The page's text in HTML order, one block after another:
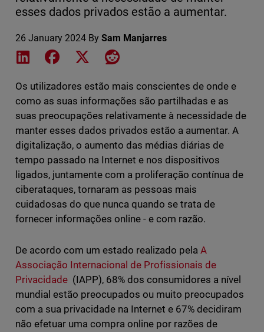
esses dados privados estão a aumentar.
26 January 2024 By Sam Manjarres
Share on LinkedIn
Share on Facebook
Share on XShare on Reddit
Os utilizadores estão mais conscientes de onde e
como as suas informações são partilhadas e as
suas preocupações relativamente à necessidade de
manter esses dados privados estão a aumentar. A
digitalização, o aumento das médias diárias de
tempo passado na Internet e nos dispositivos
ligados, juntamente com a proliferação contínua de
ciberataques, tornaram as pessoas mais
cuidadosas do que nunca quando se trata de
fornecer informações online - e com razão.
De acordo com um estado realizado pelaA
Associação Internacional de Profissionais de
Privacidade(IAPP), 68% dos consumidores a nível
mundial estão preocupados ou muito preocupados
com a sua privacidade na Internet e 67% decidiram
não efetuar uma compra online por razões de